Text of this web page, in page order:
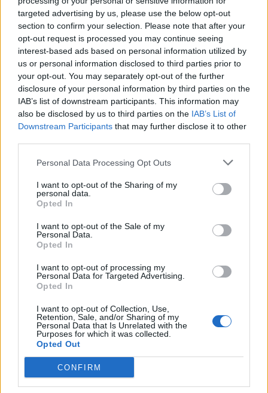
targeted advertising by us, please use the below opt-out
section to confirm your selection. Please note that after your
opt-out request is processed you may continue seeing
interest-based ads based on personal information utilized by
us or personal information disclosed to third parties prior to
your opt-out. You may separately opt-out of the further
disclosure of your personal information by third parties on the
IAB’s list of downstream participants. This information may
also be disclosed by us to third parties on the IAB’s List of
Downstream Participants that may further disclose it to other
Personal Data Processing Opt Outs
I want to opt-out of the Sharing of my
personal data.
Opted In
I want to opt-out of the Sale of my
Personal Data.
Opted In
I want to opt-out of processing my
Personal Data for Targeted Advertising.
Opted In
I want to opt-out of Collection, Use,
Retention, Sale, and/or Sharing of my
Personal Data that Is Unrelated with the
Purposes for which it was collected.
Opted Out
CONFIRM
НАЈЧИТАНИ ВО ПОСЛЕДНИ 7 ДЕНА
Ахмети кажа што го мачи:
СЛУШАМ, САКААТ ДА СЕ СУДИ
ЗА ВОЕНИТЕ ЗЛОСТРОСТВА НА
УЧК...
ИСТОРИСКО ОБЕДИНУВАЊЕ НА
МАКЕДОНЦИТЕ ВО СРБИЈА:
НАЦИОНАЛЕН СОЈУЗ
ДЕМОЛИРАЊЕ НА ФИЛИПЧЕ:
ништо, освен за кеш
ПРЕДУПРЕДЕНИ СЕ: „Бугарија
итно ја преиспитува својата
ТЕМПЕРАТУРАТА ВО СРЕДА ЌЕ
БИДЕ ЗА НА ЛЕКАР, а потоа...
УЛЦИЊ Е АЛБАНСКИ, ЌЕ ГО
ОСЛОБОДИМЕ- Скандалозна
објава на вицепремиерот на
ВАКА - Судијата Вулнет Винца
е пензиониран, три дена
откако му го врати пасошот